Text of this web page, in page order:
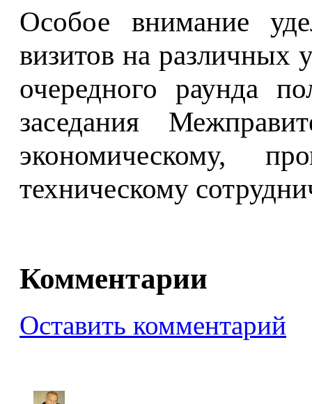
Особое внимание
визитов на различных
очередного раунда
заседания
экономическому,
техническому
Комментарии
Оставить комментарий